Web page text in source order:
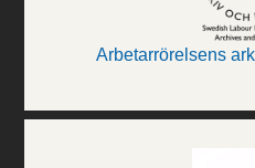
Arbetarrörelsens